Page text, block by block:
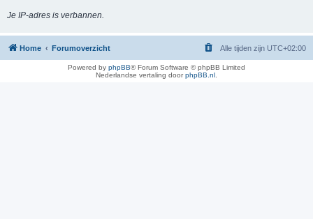
Je IP-adres is verbannen.
Home Forumoverzicht Alle tijden zijn UTC+02:00
Powered by phpBB® Forum Software © phpBB Limited
Nederlandse vertaling doorphpBB.nl